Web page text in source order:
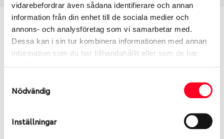
vidarebefordrar även sådana identifierare och annan
information från din enhet till de sociala medier och
annons- och analysföretag som vi samarbetar med.
Dessa kan i sin tur kombinera informationen med annan
information som du har tillhandahållit eller som de har
Nödvändig
Inställningar
Passar denna fälg min bil?
Ange registreringsnummer för att se om den fälg
Ibland kan fälgen ha bytts ut under årens lopp och
inte vara samma dimension som bilen hade ut från